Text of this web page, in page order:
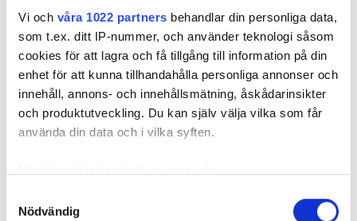
Vi och våra 1022 partners behandlar din personliga data,
som t.ex. ditt IP-nummer, och använder teknologi såsom
cookies för att lagra och få tillgång till information på din
enhet för att kunna tillhandahålla personliga annonser och
innehåll, annons- och innehållsmätning, åskådarinsikter
och produktutveckling. Du kan själv välja vilka som får
använda din data och i vilka syften.
som kan ha en noggrannhet på upp till flera meter
Nödvändig
hyresgästerna kommer att kunna önska sig saker vid
bomöten och i kundenkäten som bolaget gör, säger Ylva
Bohlin Lövgren.
Det betyder inte att varje hyresgäst fritt förfogar över
pengarna, utan vad man ska satsa på i respektive område
kommer att beslutas gemensamt av hyresvärden och
Hyresgästföreningen genom den så kallade
Bostadsbolaget har också för avsikt att satsa på bland annat